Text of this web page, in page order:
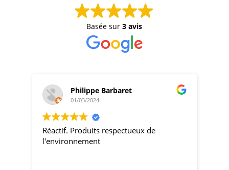
Basée sur3 avis
Philippe Barbaret
01/03/2024
Réactif. Produits respectueux de
l'environnement